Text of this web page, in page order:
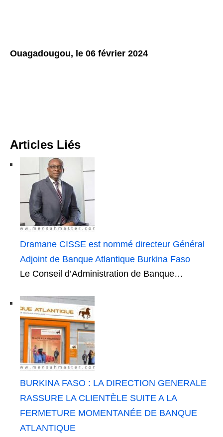
Ouagadougou, le 06 février 2024
Articles Liés
Dramane CISSE est nommé directeur Général
Adjoint de Banque Atlantique Burkina Faso
Le Conseil d’Administration de Banque…
BURKINA FASO : LA DIRECTION GENERALE
RASSURE LA CLIENTÈLE SUITE A LA
FERMETURE MOMENTANÉE DE BANQUE
ATLANTIQUE